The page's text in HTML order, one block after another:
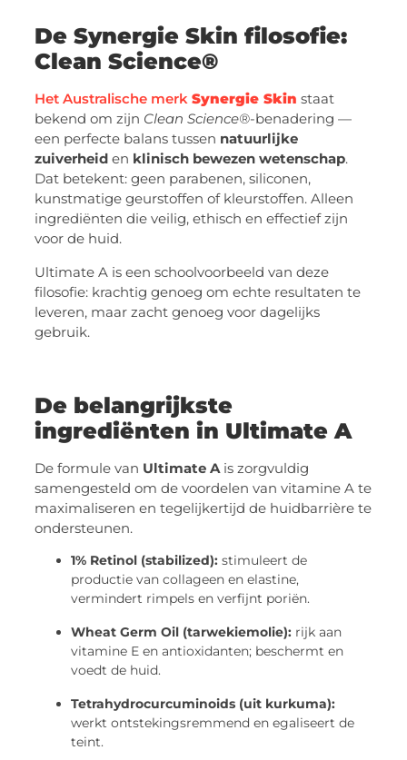
De Synergie Skin filosofie:
Clean Science®
Het Australische merkSynergie Skin staat
bekend om zijn Clean Science®-benadering —
een perfecte balans tussen natuurlijke
zuiverheid en klinisch bewezen wetenschap.
Dat betekent: geen parabenen, siliconen,
kunstmatige geurstoffen of kleurstoffen. Alleen
ingrediënten die veilig, ethisch en effectief zijn
voor de huid.
Ultimate A is een schoolvoorbeeld van deze
filosofie: krachtig genoeg om echte resultaten te
leveren, maar zacht genoeg voor dagelijks
gebruik.
De belangrijkste
ingrediënten in Ultimate A
De formule van Ultimate Ais zorgvuldig
samengesteld om de voordelen van vitamine A te
maximaliseren en tegelijkertijd de huidbarrière te
ondersteunen.
1% Retinol (stabilized): stimuleert de
productie van collageen en elastine,
vermindert rimpels en verfijnt poriën.
Wheat Germ Oil (tarwekiemolie): rijk aan
vitamine E en antioxidanten; beschermt en
voedt de huid.
Tetrahydrocurcuminoids (uit kurkuma):
werkt ontstekingsremmend en egaliseert de
teint.